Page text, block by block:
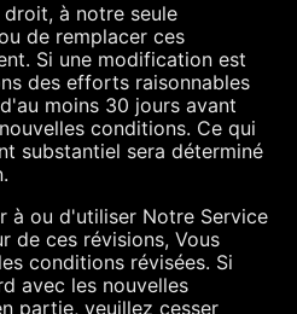
à notre seule
de remplacer ces
Si une modification est
des efforts raisonnables
moins 30 jours avant
conditions. Ce qui
substantiel sera déterminé
à ou d'utiliser Notre Service
de ces révisions, Vous
conditions révisées. Si
avec les nouvelles
partie, veuillez cesser